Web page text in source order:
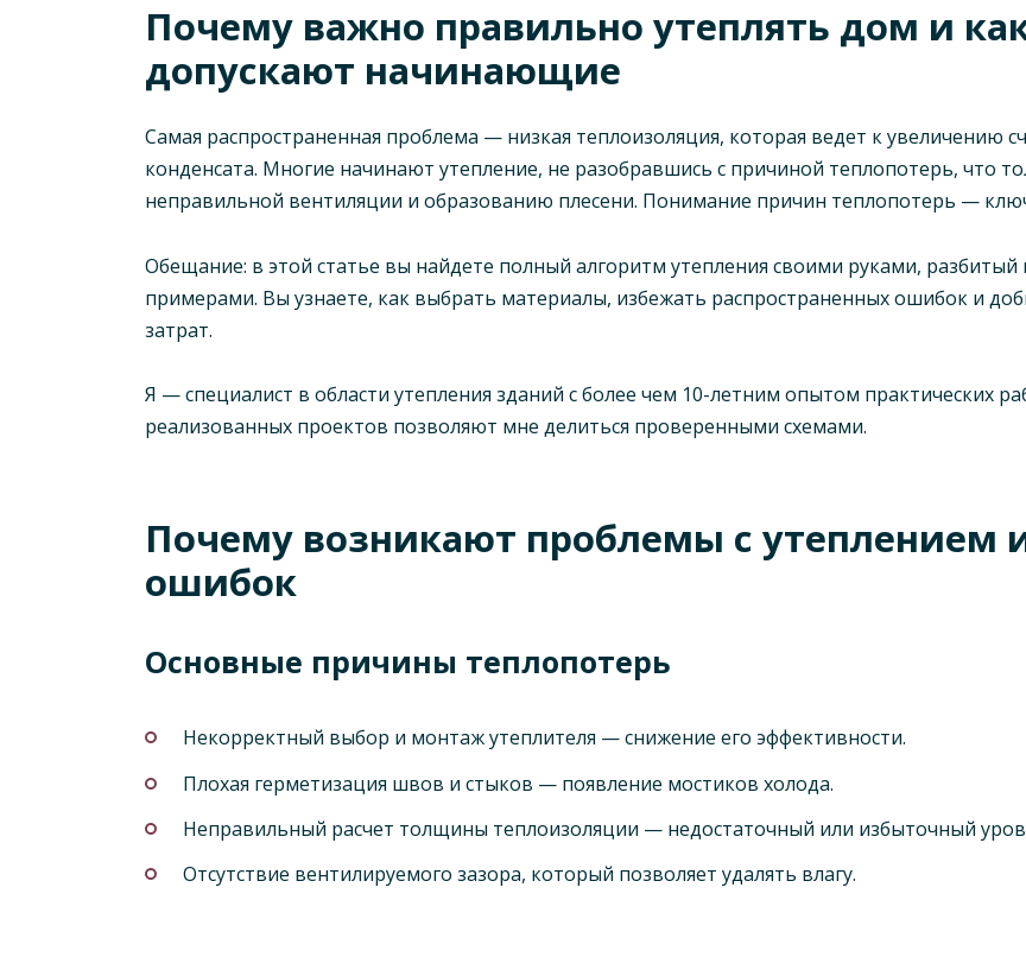
Почему важно правильно утеплять дом и
допускают начинающие
Самая распространенная проблема — низкая теплоизоляция, которая ведет к увеличению
конденсата. Многие начинают утепление, не разобравшись с причиной теплопотерь, что
неправильной вентиляции и образованию плесени. Понимание причин теплопотерь —
Обещание: в этой статье вы найдете полный алгоритм утепления своими руками,
примерами. Вы узнаете, как выбрать материалы, избежать распространенных ошибок и
затрат.
Я — специалист в области утепления зданий с более чем 10-летним опытом практических
реализованных проектов позволяют мне делиться проверенными схемами.
Почему возникают проблемы с утеплением
ошибок
Основные причины теплопотерь
Некорректный выбор и монтаж утеплителя — снижение его эффективности.
Плохая герметизация швов и стыков — появление мостиков холода.
Неправильный расчет толщины теплоизоляции — недостаточный или избыточный
Отсутствие вентилируемого зазора, который позволяет удалять влагу.